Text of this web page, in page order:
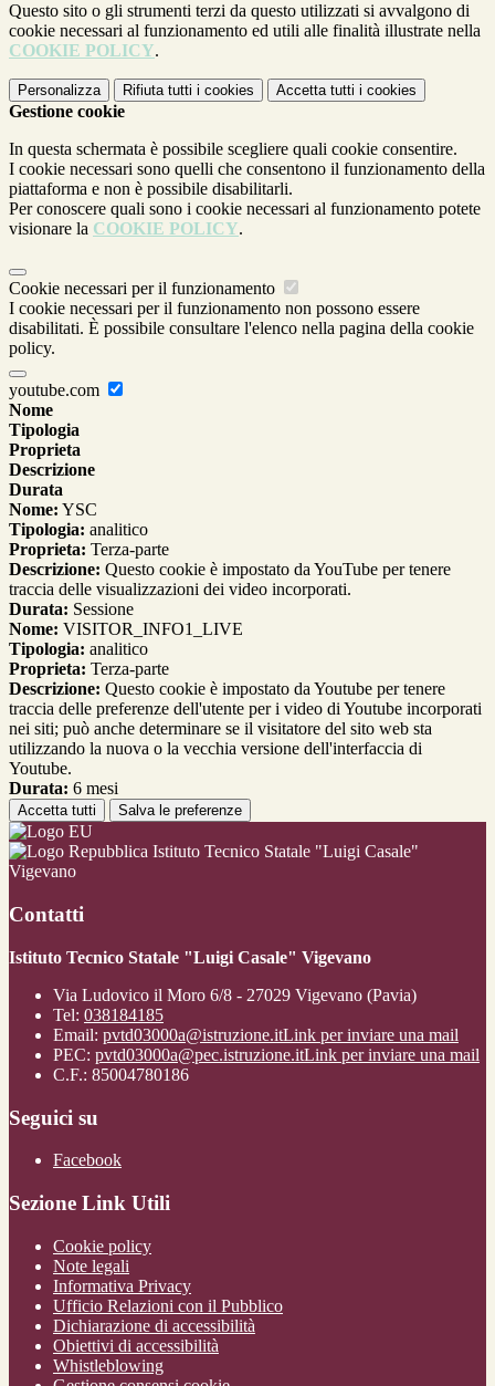
Questo sito o gli strumenti terzi da questo utilizzati si avvalgono di
cookie necessari al funzionamento ed utili alle finalità illustrate nella
COOKIE POLICY.
Personalizza Rifiuta tutti i cookies Accetta tutti i cookies
Gestione cookie
In questa schermata è possibile scegliere quali cookie consentire.
I cookie necessari sono quelli che consentono il funzionamento della
piattaforma e non è possibile disabilitarli.
Per conoscere quali sono i cookie necessari al funzionamento potete
visionare la COOKIE POLICY.
Cookie necessari per il funzionamento
I cookie necessari per il funzionamento non possono essere
disabilitati. È possibile consultare l'elenco nella pagina della cookie
policy.
youtube.com
Nome
Tipologia
Proprieta
Descrizione
Durata
Nome: YSC
Tipologia: analitico
Proprieta: Terza-parte
Descrizione: Questo cookie è impostato da YouTube per tenere
traccia delle visualizzazioni dei video incorporati.
Durata: Sessione
Nome: VISITOR_INFO1_LIVE
Tipologia: analitico
Proprieta: Terza-parte
Descrizione: Questo cookie è impostato da Youtube per tenere
traccia delle preferenze dell'utente per i video di Youtube incorporati
nei siti; può anche determinare se il visitatore del sito web sta
utilizzando la nuova o la vecchia versione dell'interfaccia di
Youtube.
Durata: 6 mesi
Accetta tutti Salva le preferenze
Istituto Tecnico Statale "Luigi Casale"
Vigevano
Contatti
Istituto Tecnico Statale "Luigi Casale" Vigevano
Via Ludovico il Moro 6/8 - 27029 Vigevano (Pavia)
Tel: 038184185
Email: pvtd03000a@istruzione.itLink per inviare una mail
PEC: pvtd03000a@pec.istruzione.itLink per inviare una mail
C.F.: 85004780186
Seguici su
Facebook
Sezione Link Utili
Cookie policy
Note legali
Informativa Privacy
Ufficio Relazioni con il Pubblico
Dichiarazione di accessibilità
Obiettivi di accessibilità
Whistleblowing